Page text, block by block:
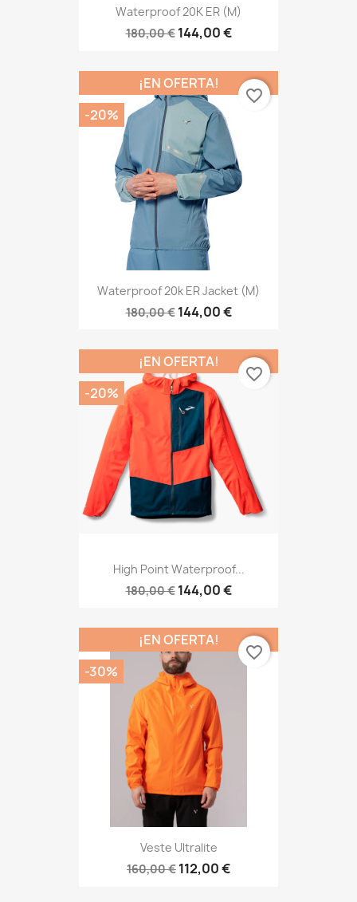
Waterproof 20K ER (M)
180,00 € 144,00 €
Waterproof 20k ER Jacket (M)
180,00 € 144,00 €
¡EN OFERTA!
-20%
favorite_border
High Point Waterproof...
180,00 € 144,00 €
¡EN OFERTA!
-20%
favorite_border
Veste Ultralite
160,00 € 112,00 €
¡EN OFERTA!
-30%
favorite_border